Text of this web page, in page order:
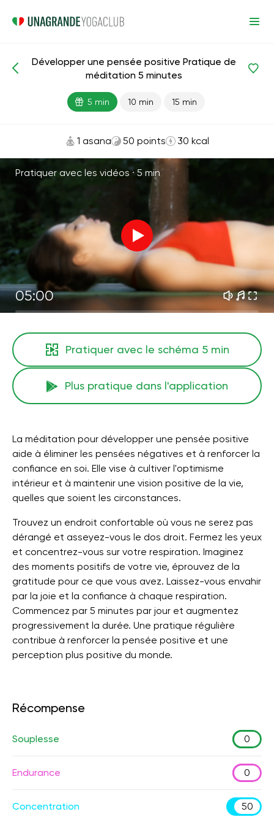
Méditations et respiration Créativité
Développer une pensée positive Pratique de
méditation 5 minutes
5 min 10 min 15 min
1 asana 50 points 30 kcal
Pratiquer avec les vidéos · 5 min
05:00
Pratiquer avec le schéma 5 min
Plus pratique dans l'application
La méditation pour développer une pensée positive
aide à éliminer les pensées négatives et à renforcer la
confiance en soi. Elle vise à cultiver l'optimisme
intérieur et à maintenir une vision positive de la vie,
quelles que soient les circonstances.
Trouvez un endroit confortable où vous ne serez pas
dérangé et asseyez-vous le dos droit. Fermez les yeux
et concentrez-vous sur votre respiration. Imaginez
des moments positifs de votre vie, éprouvez de la
gratitude pour ce que vous avez. Laissez-vous envahir
par la joie et la confiance à chaque respiration.
Commencez par 5 minutes par jour et augmentez
progressivement la durée. Une pratique régulière
contribue à renforcer la pensée positive et une
perception plus positive du monde.
Récompense
Souplesse 0
Endurance 0
Concentration 50